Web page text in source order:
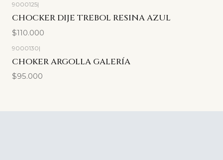
9000125|
CHOCKER DIJE TREBOL RESINA AZUL
$110.000
9000130|
CHOKER ARGOLLA GALERÍA
$95.000